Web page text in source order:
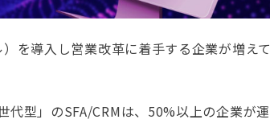
を導入し営業改革に着手する企業が増えて
代型」のSFA/CRMは、50%以上の企業が運